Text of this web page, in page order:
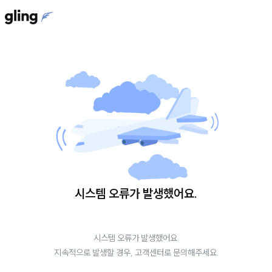
시스템 오류가 발생했어요.
시스템 오류가 발생했어요.
지속적으로 발생할 경우, 고객센터로 문의해주세요.